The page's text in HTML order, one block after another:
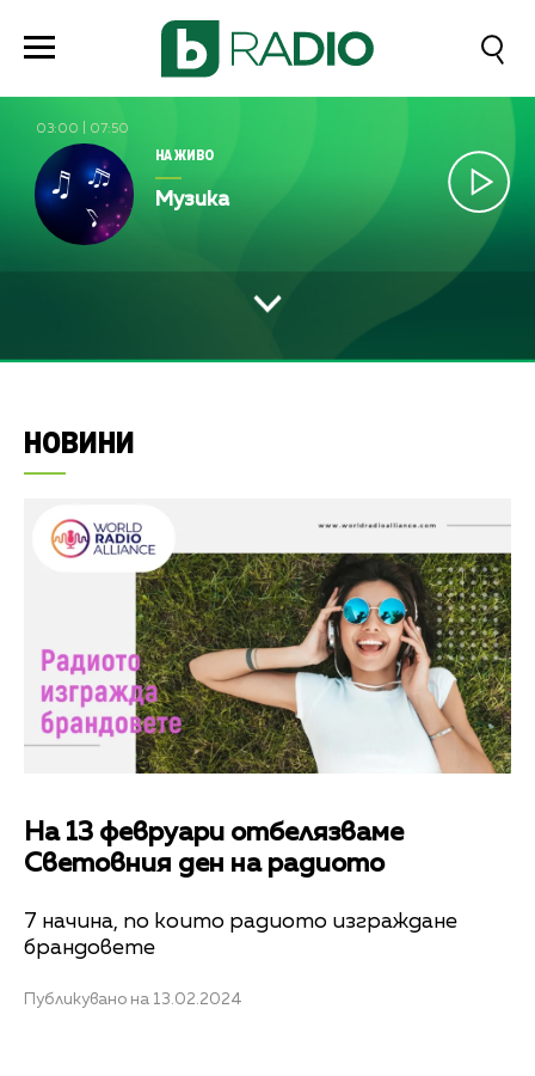
03:00 07:50
НА ЖИВО
Музика
НОВИНИ
На 13 февруари отбелязваме
Световния ден на радиото
7 начина, по които радиото изграждане
брандовете
Публикувано на 13.02.2024